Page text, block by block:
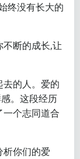
终没有长大的
断的成长,让
的人。爱的
。这段经历
个志同道合
你们的爱